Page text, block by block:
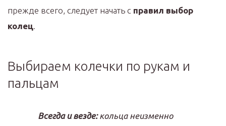
прежде всего, следует начать с правил выбор
колец.
Выбираем колечки по рукам и
пальцам
Всегда и везде:кольца неизменно